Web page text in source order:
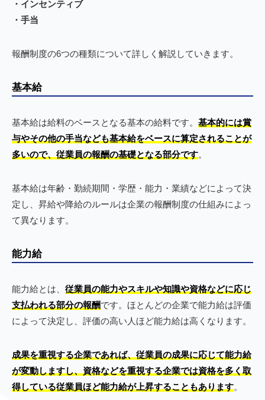
・インセンティブ
・手当
報酬制度の6つの種類について詳しく解説していきます。
基本給
基本給は給料のベースとなる基本の給料です。 基本的には賞
与やその他の手当なども基本給をベースに算定されることが
多いので、従業員の報酬の基礎となる部分です。
基本給は年齢・勤続期間・学歴・能力・業績などによって決
定し、昇給や降給のルールは企業の報酬制度の仕組みによっ
て異なります。
能力給
能力給とは、 従業員の能力やスキルや知識や資格などに応じ
支払われる部分の報酬です。ほとんどの企業で能力給は評価
によって決定し、評価の高い人ほど能力給は高くなります。
成果を重視する企業であれば、従業員の成果に応じて能力給
が変動しますし、資格などを重視する企業では資格を多く取
得している従業員ほど能力給が上昇することもあります。